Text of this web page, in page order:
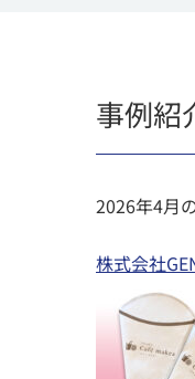
事例紹
2026年4月
株式会社